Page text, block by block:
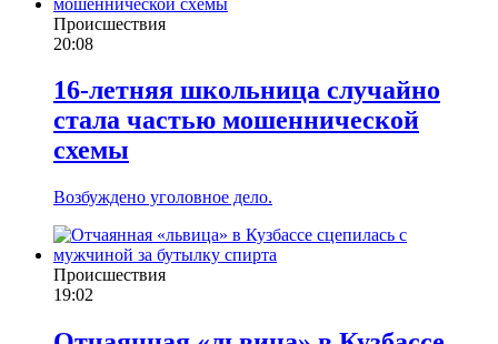
Происшествия
20:08
16-летняя школьница случайно
стала частью мошеннической
схемы
Возбуждено уголовное дело.
Происшествия
19:02